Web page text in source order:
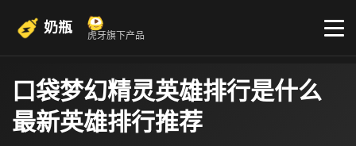
奶瓶 虎牙旗下产品
口袋梦幻精灵英雄排行是什么
最新英雄排行推荐